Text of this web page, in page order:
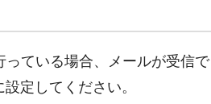
ている場合、メールが受信で
定してください。